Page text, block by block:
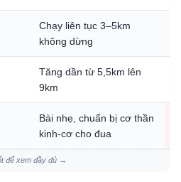
Chạy liên tục 3–5km
không dừng
Tăng dần từ 5,5km lên
9km
Bài nhẹ, chuẩn bị cơ thần
kinh-cơ cho đua
để xem đầy đủ →